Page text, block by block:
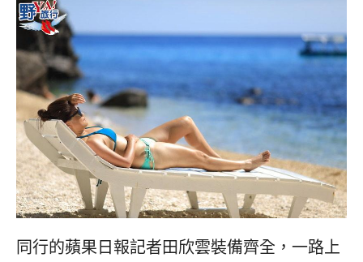
同行的蘋果日報記者田欣雲裝備齊全，一路上